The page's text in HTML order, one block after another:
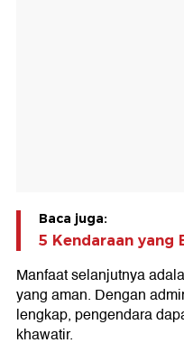
Baca juga:
5 Kendaraan yang
Manfaat selanjutnya
yang aman. Dengan
lengkap, pengendara
khawatir.